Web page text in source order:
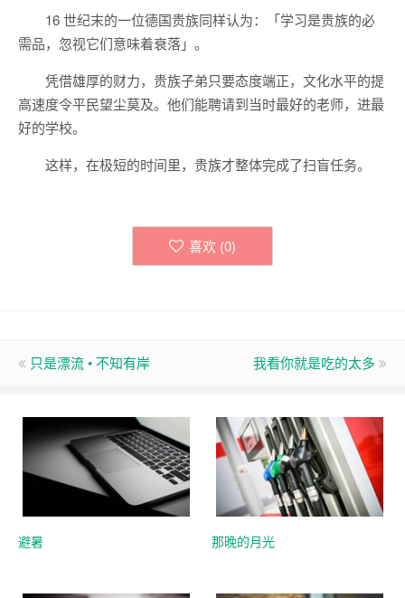
16 世纪末的一位德国贵族同样认为：「学习是贵族的必
需品，忽视它们意味着衰落」。
凭借雄厚的财力，贵族子弟只要态度端正，文化水平的提
高速度令平民望尘莫及。他们能聘请到当时最好的老师，进最
好的学校。
这样，在极短的时间里，贵族才整体完成了扫盲任务。
喜欢 (0)
只是漂流 • 不知有岸 我看你就是吃的太多
避暑 那晚的月光